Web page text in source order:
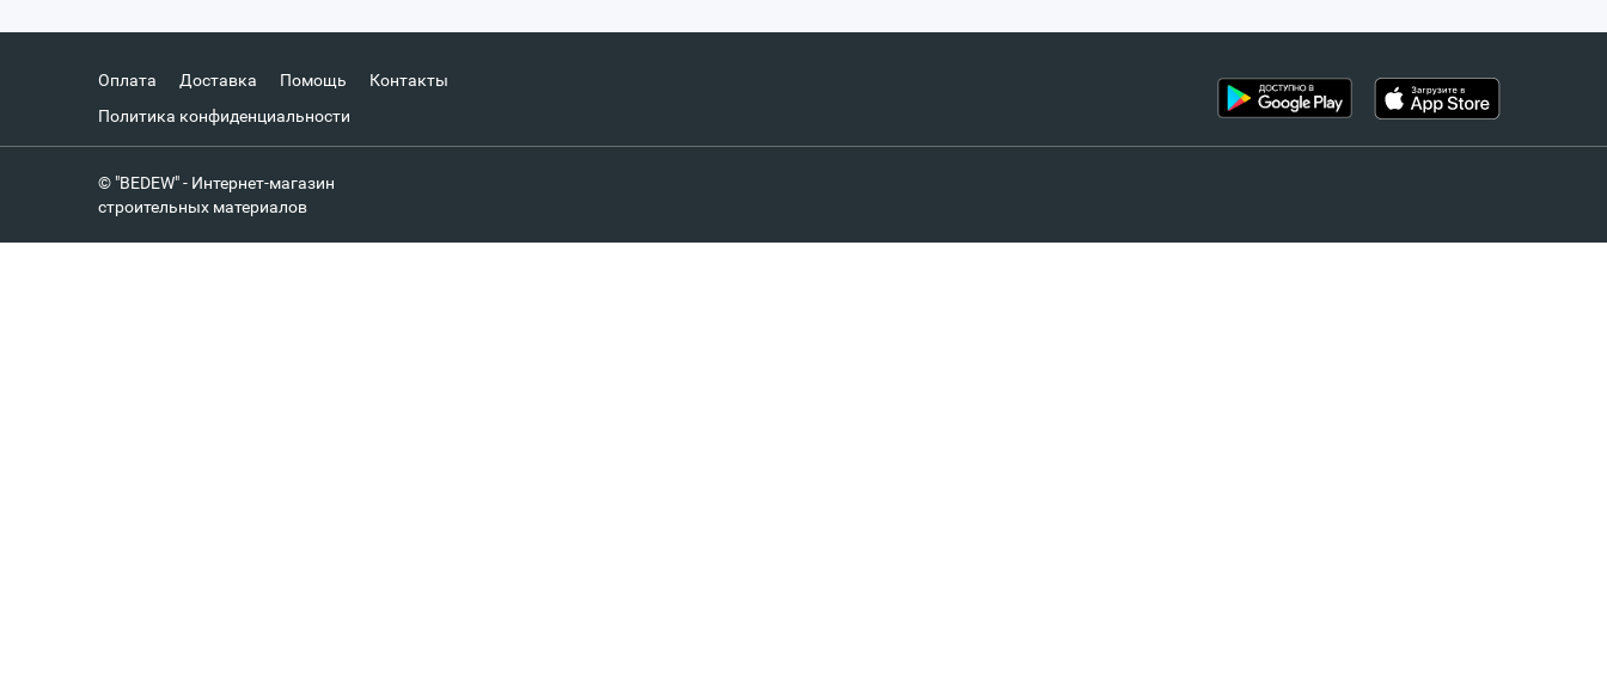
Оплата Доставка Помощь
Контакты
Политика конфиденциальности
© "BEDEW" - Интернет-магазин
строительных материалов